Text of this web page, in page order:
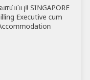
SINGAPORE
Executive cum